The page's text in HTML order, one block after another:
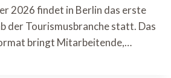
2026 findet in Berlin das erste
der Tourismusbranche statt. Das
bringt Mitarbeitende,…